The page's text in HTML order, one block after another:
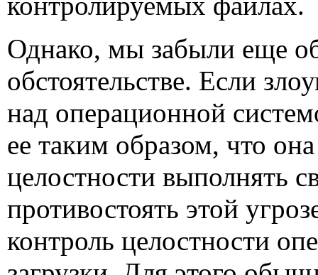
Однако, мы забыли еще
обстоятельстве. Если
над операционной
ее таким образом, что
целостности выполнять
противостоять этой
контроль целостности